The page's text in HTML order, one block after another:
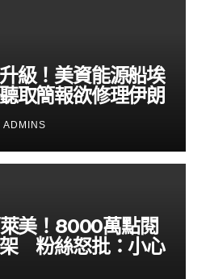
級！美資能源船埃
取簡報欲修理伊朗
ADMINS
美！8000萬點閱
粉絲怒批：小心